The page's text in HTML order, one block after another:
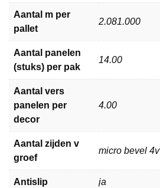
Aantal m per
pallet
2.081.000
Aantal panelen
(stuks) per pak
14.00
Aantal vers
panelen per
decor
4.00
Aantal zijden v
groef
micro bevel 4v
Antislip ja